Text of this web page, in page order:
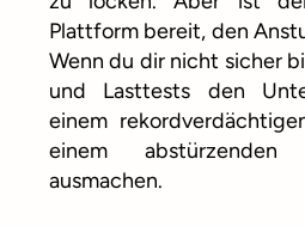
Plattform bereit, den
Wenn du dir nicht sicher
und Lasttests den
einem
einem abstürzenden
ausmachen.